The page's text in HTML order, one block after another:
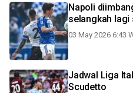
Napoli
selangkah lagi
03 May 2026 6:43
Jadwal Liga
Scudetto